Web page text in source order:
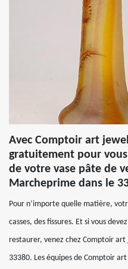
Avec Comptoir art
gratuitement pour
de votre vase pâte de
Marcheprime dans le
Pour n’importe quelle matière,
casses, des fissures. Et si vous
restaurer, venez chez Comptoir
33380. Les équipes de Comptoir